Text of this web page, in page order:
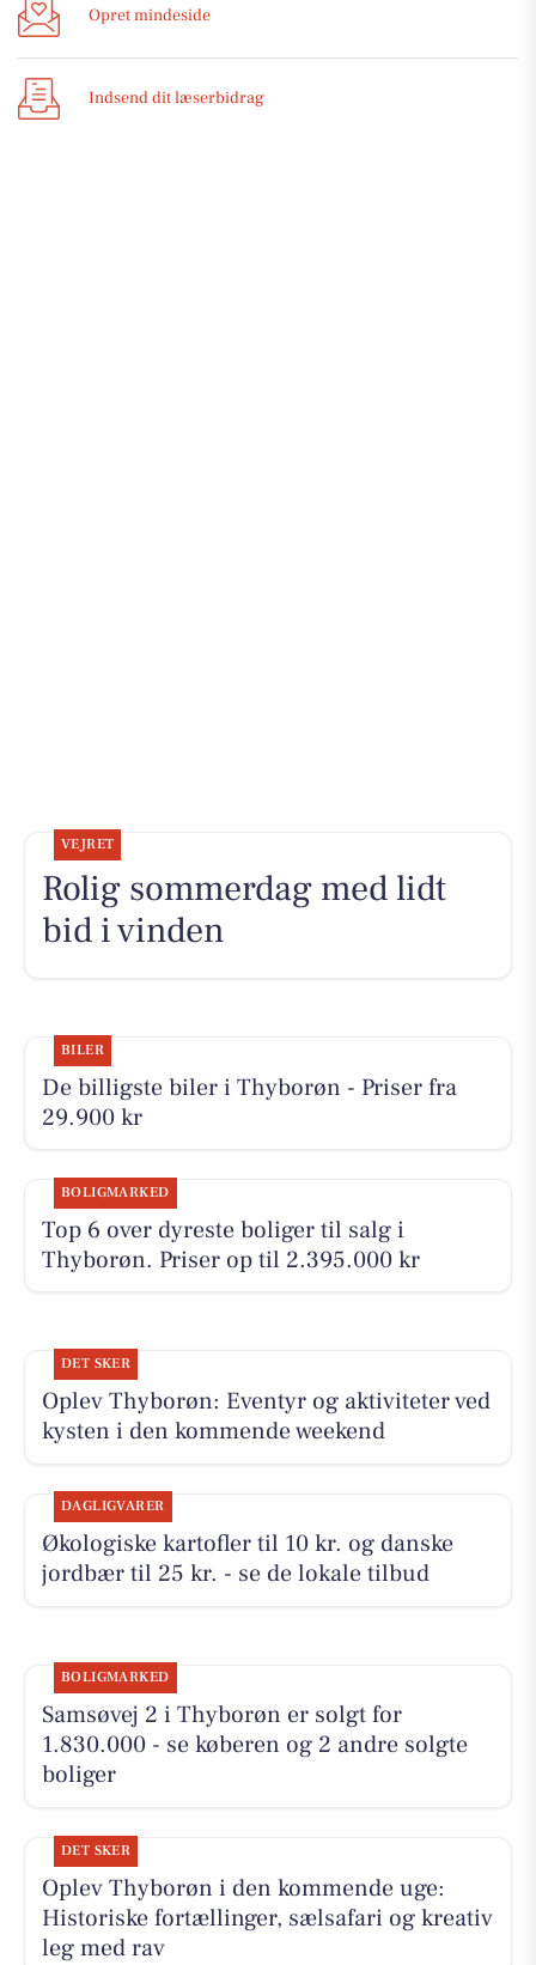
Opret mindeside
Indsend dit læserbidrag
VEJRET
Rolig sommerdag med lidt
bid i vinden
BILER
De billigste biler i Thyborøn - Priser fra
29.900 kr
BOLIGMARKED
Top 6 over dyreste boliger til salg i
Thyborøn. Priser op til 2.395.000 kr
DET SKER
Oplev Thyborøn: Eventyr og aktiviteter ved
kysten i den kommende weekend
DAGLIGVARER
Økologiske kartofler til 10 kr. og danske
jordbær til 25 kr. - se de lokale tilbud
BOLIGMARKED
Samsøvej 2 i Thyborøn er solgt for
1.830.000 - se køberen og 2 andre solgte
boliger
DET SKER
Oplev Thyborøn i den kommende uge:
Historiske fortællinger, sælsafari og kreativ
leg med rav